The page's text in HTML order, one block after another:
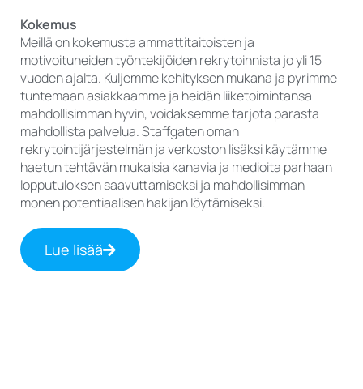
Kokemus
Meillä on kokemusta ammattitaitoisten ja
motivoituneiden työntekijöiden rekrytoinnista jo yli 15
vuoden ajalta. Kuljemme kehityksen mukana ja pyrimme
tuntemaan asiakkaamme ja heidän liiketoimintansa
mahdollisimman hyvin, voidaksemme tarjota parasta
mahdollista palvelua. Staffgaten oman
rekrytointijärjestelmän ja verkoston lisäksi käytämme
haetun tehtävän mukaisia kanavia ja medioita parhaan
lopputuloksen saavuttamiseksi ja mahdollisimman
monen potentiaalisen hakijan löytämiseksi.
Lue lisää